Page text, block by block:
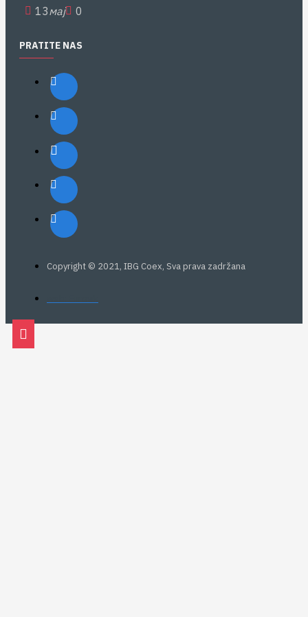
13мај 0
PRATITE NAS
Copyright © 2021, IBG Coex, Sva prava zadržana